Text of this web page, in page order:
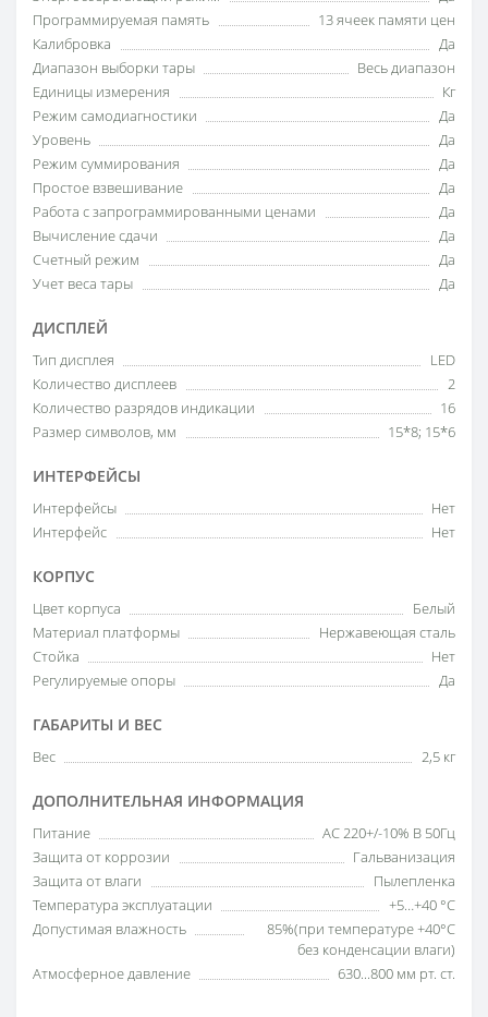
Программируемая память
13 ячеек памяти цен
Калибровка
Да
Диапазон выборки тары
Весь диапазон
Единицы измерения
Кг
Режим самодиагностики
Да
Уровень
Да
Режим суммирования
Да
Простое взвешивание
Да
Работа с запрограммированными ценами
Да
Вычисление сдачи
Да
Счетный режим
Да
Учет веса тары
Да
ДИСПЛЕЙ
Тип дисплея
LED
Количество дисплеев
2
Количество разрядов индикации
16
Размер символов, мм
15*8; 15*6
ИНТЕРФЕЙСЫ
Интерфейсы
Нет
Интерфейс
Нет
КОРПУС
Цвет корпуса
Белый
Материал платформы
Нержавеющая сталь
Стойка
Нет
Регулируемые опоры
Да
ГАБАРИТЫ И ВЕС
Вес 2,5 кг
ДОПОЛНИТЕЛЬНАЯ ИНФОРМАЦИЯ
Питание
AC 220+/-10% В 50Гц
Защита от коррозии
Гальванизация
Защита от влаги
Пылепленка
Температура эксплуатации
+5…+40 °С
Допустимая влажность
85%(при температуре +40°С
без конденсации влаги)
Атмосферное давление
630...800 мм рт. ст.